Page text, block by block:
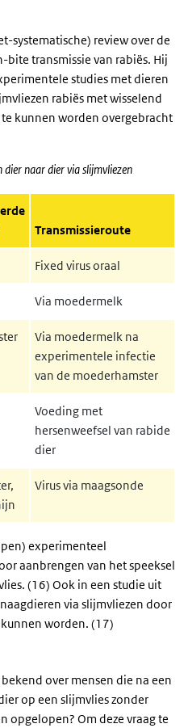
systematische) review over de
transmissie van rabiës. Hij
studies met dieren
rabiës met wisselend
kunnen worden overgebracht
naar dier via slijmvliezen
Transmissieroute
Fixed virus oraal
Via moedermelk
Via moedermelk na
experimentele infectie
van de moederhamster
Voeding met
hersenweefsel van rabide
dier
Virus via maagsonde
experimenteel
aanbrengen van het speeksel
(16) Ook in een studie uit
via slijmvliezen door
worden. (17)
over mensen die na een
op een slijmvlies zonder
Om deze vraag te